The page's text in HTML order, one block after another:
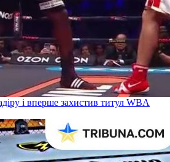
і вперше захистив титул WBA